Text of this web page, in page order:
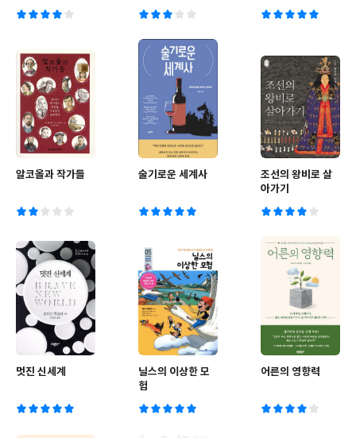
알코올과 작가들 술기로운 세계사
조선의 왕비로 살
아가기
멋진 신세계
닐스의 이상한 모
험
어른의 영향력